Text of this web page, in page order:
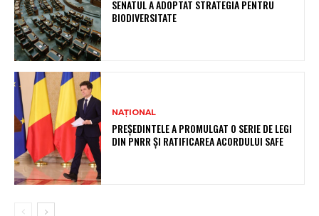
SENATUL A ADOPTAT STRATEGIA PENTRU
BIODIVERSITATE
NAȚIONAL
PREȘEDINTELE A PROMULGAT O SERIE DE LEGI
DIN PNRR ȘI RATIFICAREA ACORDULUI SAFE